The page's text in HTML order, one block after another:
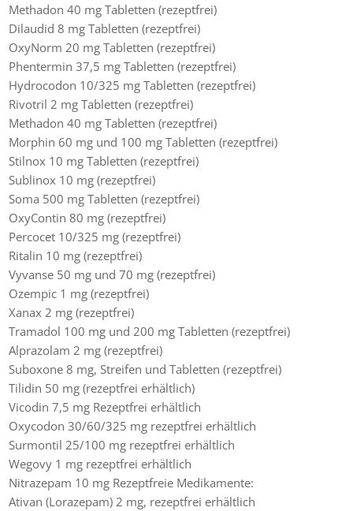
Methadon 40 mg Tabletten (rezeptfrei)
Dilaudid 8 mg Tabletten (rezeptfrei)
OxyNorm 20 mg Tabletten (rezeptfrei)
Phentermin 37,5 mg Tabletten (rezeptfrei)
Hydrocodon 10/325 mg Tabletten (rezeptfrei)
Rivotril 2 mg Tabletten (rezeptfrei)
Methadon 40 mg Tabletten (rezeptfrei)
Morphin 60 mg und 100 mg Tabletten (rezeptfrei)
Stilnox 10 mg Tabletten (rezeptfrei)
Sublinox 10 mg (rezeptfrei)
Soma 500 mg Tabletten (rezeptfrei)
OxyContin 80 mg (rezeptfrei)
Percocet 10/325 mg (rezeptfrei)
Ritalin 10 mg (rezeptfrei)
Vyvanse 50 mg und 70 mg (rezeptfrei)
Ozempic 1 mg (rezeptfrei)
Xanax 2 mg (rezeptfrei)
Tramadol 100 mg und 200 mg Tabletten (rezeptfrei)
Alprazolam 2 mg (rezeptfrei)
Suboxone 8 mg, Streifen und Tabletten (rezeptfrei)
Tilidin 50 mg (rezeptfrei erhältlich)
Vicodin 7,5 mg Rezeptfrei erhältlich
Oxycodon 30/60/325 mg rezeptfrei erhältlich
Surmontil 25/100 mg rezeptfrei erhältlich
Wegovy 1 mg rezeptfrei erhältlich
Nitrazepam 10 mg Rezeptfreie Medikamente:
Ativan (Lorazepam) 2 mg, rezeptfrei erhältlich